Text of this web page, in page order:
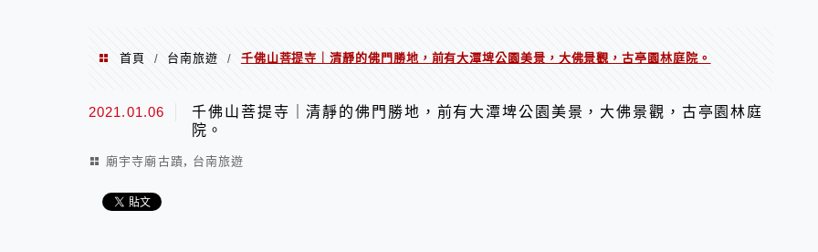
首頁 / 台南旅遊 / 千佛山菩提寺｜清靜的佛門勝地，前有大潭埤公園美景，大佛景觀，古亭園林庭院。
2021.01.06
千佛山菩提寺｜清靜的佛門勝地，前有大潭埤公園美景，大佛景觀，古亭園林庭
院。
廟宇寺廟古蹟, 台南旅遊